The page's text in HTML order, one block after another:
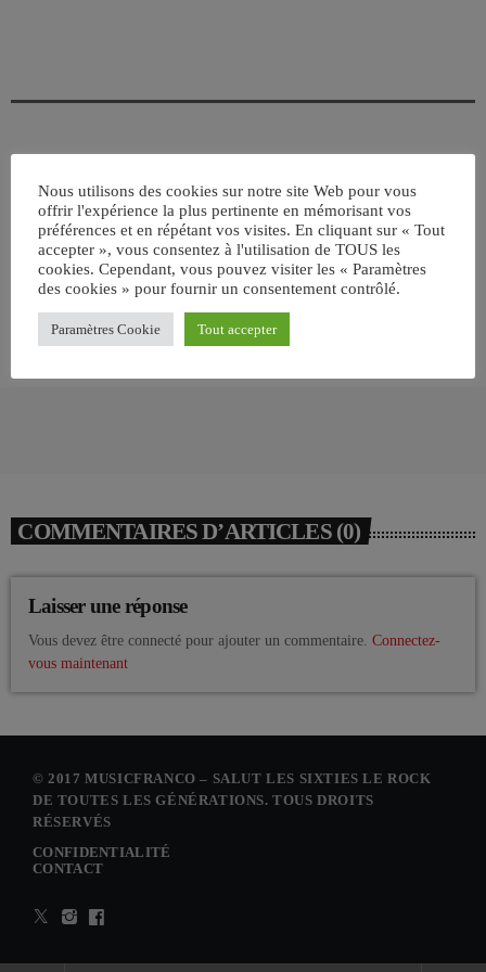
email
RATE IT
COMMENTAIRES D’ARTICLES (0)
Laisser une réponse
Vous devez être connecté pour ajouter un commentaire. Connectez-
vous maintenant
© 2017 MUSICFRANCO – SALUT LES SIXTIES LE ROCK
DE TOUTES LES GÉNÉRATIONS. TOUS DROITS
RÉSERVÉS
CONFIDENTIALITÉ
CONTACT
Nous utilisons des cookies sur notre site Web pour vous
offrir l'expérience la plus pertinente en mémorisant vos
préférences et en répétant vos visites. En cliquant sur « Tout
accepter », vous consentez à l'utilisation de TOUS les
cookies. Cependant, vous pouvez visiter les « Paramètres
des cookies » pour fournir un consentement contrôlé.
Paramètres Cookie Tout accepter